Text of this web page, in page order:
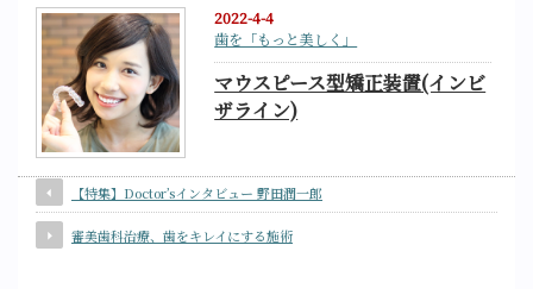
2022-4-4
歯を「もっと美しく」
マウスピース型矯正装置(インビ
ザライン)
【特集】Doctor’sインタビュー 野田潤一郎
審美歯科治療、歯をキレイにする施術